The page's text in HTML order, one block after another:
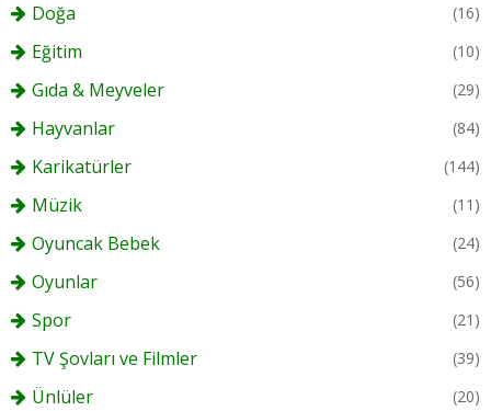
Doğa (16)
Eğitim (10)
Gıda & Meyveler (29)
Hayvanlar (84)
Karikatürler (144)
Müzik (11)
Oyuncak Bebek (24)
Oyunlar (56)
Spor (21)
TV Şovları ve Filmler (39)
Ünlüler (20)